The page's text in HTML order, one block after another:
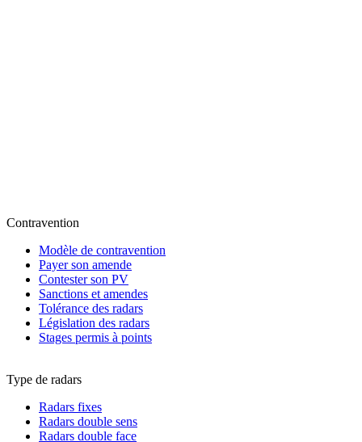
Contravention
Modèle de contravention
Payer son amende
Contester son PV
Sanctions et amendes
Tolérance des radars
Législation des radars
Stages permis à points
Type de radars
Radars fixes
Radars double sens
Radars double face